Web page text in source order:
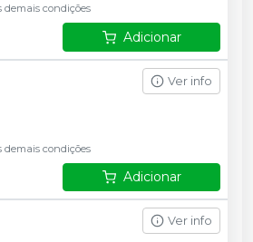
demais condições
Adicionar
Ver info
demais condições
Adicionar
Ver info